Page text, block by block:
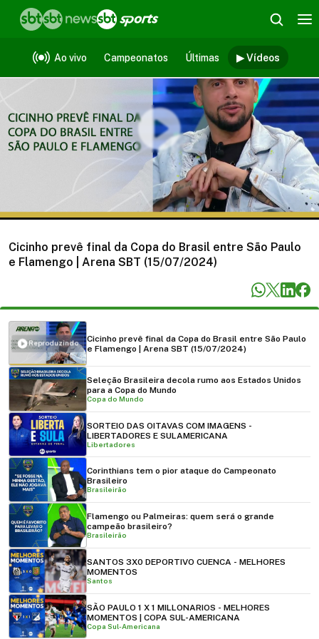
Ao vivo Campeonatos Últimas ▶ Vídeos
Vídeos
Cicinho prevê final da Copa do Brasil entre São Paulo
e Flamengo | Arena SBT (15/07/2024)
Reproduzindo
Cicinho prevê final da Copa do Brasil entre São Paulo
e Flamengo | Arena SBT (15/07/2024)
Seleção Brasileira decola rumo aos Estados Unidos
para a Copa do Mundo
Copa do Mundo
SORTEIO DAS OITAVAS COM IMAGENS -
LIBERTADORES E SULAMERICANA
Libertadores
Corinthians tem o pior ataque do Campeonato
Brasileiro
Brasileirão
Flamengo ou Palmeiras: quem será o grande
campeão brasileiro?
Brasileirão
SANTOS 3X0 DEPORTIVO CUENCA - MELHORES
MOMENTOS
Santos
SÃO PAULO 1 X 1 MILLONARIOS - MELHORES
MOMENTOS | COPA SUL-AMERICANA
Copa Sul-Americana